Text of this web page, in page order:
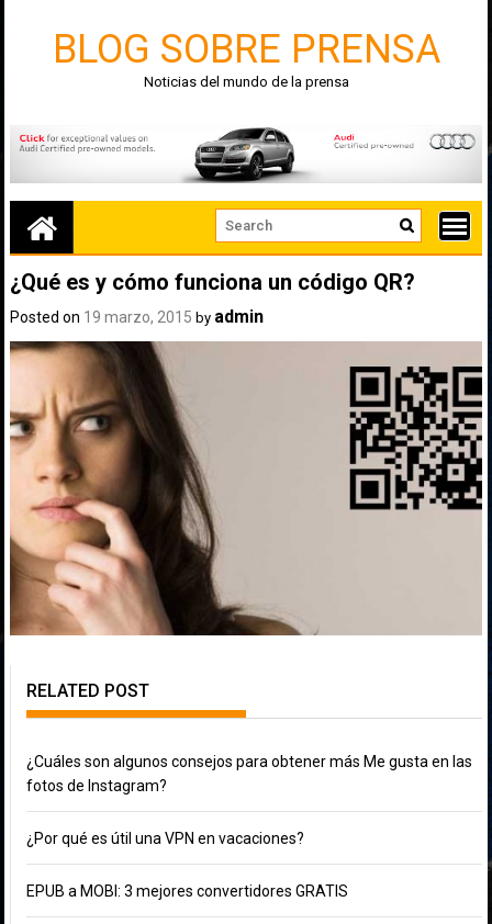
BLOG SOBRE PRENSA
Noticias del mundo de la prensa
¿Qué es y cómo funciona un código QR?
Posted on 19 marzo, 2015 by admin
RELATED POST
¿Cuáles son algunos consejos para obtener más Me gusta en las
fotos de Instagram?
¿Por qué es útil una VPN en vacaciones?
EPUB a MOBI: 3 mejores convertidores GRATIS